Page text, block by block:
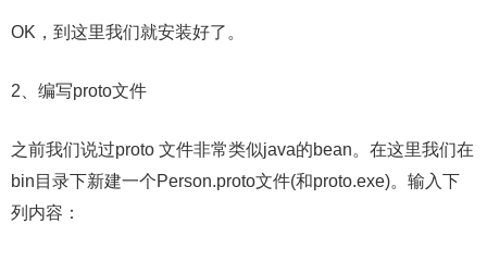
OK，到这里我们就安装好了。
2、编写proto文件
之前我们说过proto 文件非常类似java的bean。在这里我们在
bin目录下新建一个Person.proto文件(和proto.exe)。输入下
列内容：